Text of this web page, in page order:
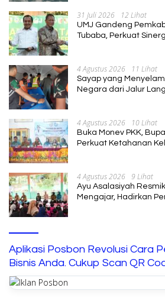
31 Juli 2026 12 Lihat
UMJ Gandeng
Tubaba, Perkuat
4 Agustus 2026 11 Lihat
Sayap yang
Negara dari Jalur
4 Agustus 2026 10 Lihat
Buka Monev PKK,
Perkuat Ketahanan
4 Agustus 2026 9 Lihat
Ayu Asalasiyah
Mengajar, Hadirkan
Aplikasi Posbon Revolusi Cara
Bisnis Anda. Cukup Scan QR